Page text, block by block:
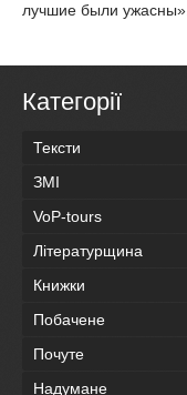
лучшие были ужасны».
Категорії
Тексти
ЗМІ
VoP-tours
Літературщина
Книжки
Побачене
Почуте
Надумане